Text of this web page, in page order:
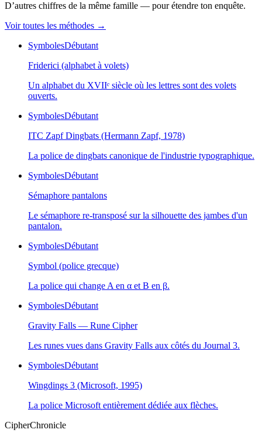
D’autres chiffres de la même famille — pour étendre ton enquête.
Voir toutes les méthodes →
SymbolesDébutant
Friderici (alphabet à volets)
Un alphabet du XVIIᵉ siècle où les lettres sont des volets
ouverts.
SymbolesDébutant
ITC Zapf Dingbats (Hermann Zapf, 1978)
La police de dingbats canonique de l'industrie typographique.
SymbolesDébutant
Sémaphore pantalons
Le sémaphore re-transposé sur la silhouette des jambes d'un
pantalon.
SymbolesDébutant
Symbol (police grecque)
La police qui change A en α et B en β.
SymbolesDébutant
Gravity Falls — Rune Cipher
Les runes vues dans Gravity Falls aux côtés du Journal 3.
SymbolesDébutant
Wingdings 3 (Microsoft, 1995)
La police Microsoft entièrement dédiée aux flèches.
CipherChronicle